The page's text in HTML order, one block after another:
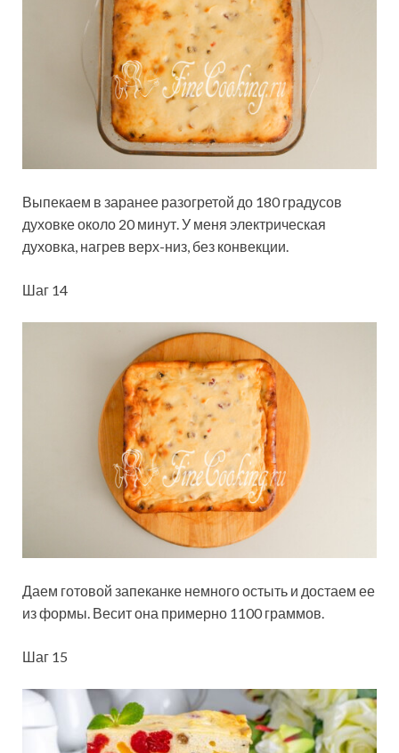
Выпекаем в заранее разогретой до 180 градусов
духовке около 20 минут. У меня электрическая
духовка, нагрев верх-низ, без конвекции.
Шаг 14
Даем готовой запеканке немного остыть и достаем ее
из формы. Весит она примерно 1100 граммов.
Шаг 15